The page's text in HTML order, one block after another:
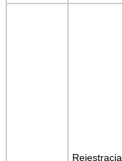
Rejestracja